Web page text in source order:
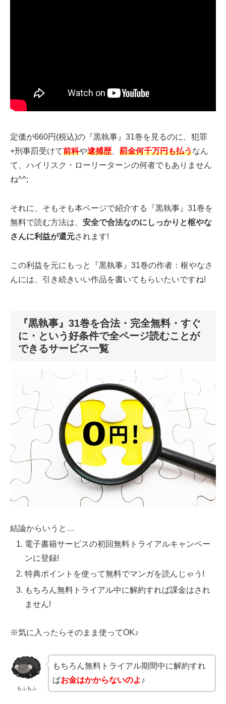
定価が660円(税込)の『黒執事』31巻を見るのに、犯罪
+刑事罰受けて前科や逮捕歴、 罰金何千万円も払うなん
て、ハイリスク・ローリーターンの何者でもありません
ね^^;
それに、そもそも本ページで紹介する『黒執事』31巻を
無料で読む方法は、 安全で合法なのにしっかりと枢やな
さんに利益が還元されます!
この利益を元にもっと『黒執事』31巻の作者：枢やなさ
んには、引き続きいい作品を書いてもらいたいですね!
『黒執事』31巻を合法・完全無料・すぐ
に・という好条件で全ページ読むことが
できるサービス一覧
結論からいうと…
電子書籍サービスの初回無料トライアルキャンペー
ンに登録!
特典ポイントを使って無料でマンガを読んじゃう!
もちろん無料トライアル中に解約すれば課金はされ
ません!
※気に入ったらそのまま使ってOK♪
もふもふ
もちろん無料トライアル期間中に解約すれ
ばお金はかからないのよ ♪